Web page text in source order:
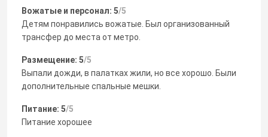
Вожатые и персонал: 5/5
Детям понравились вожатые. Был организованный
трансфер до места от метро.
Размещение: 5/5
Выпали дожди, в палатках жили, но все хорошо. Были
дополнительные спальные мешки.
Питание: 5/5
Питание хорошее